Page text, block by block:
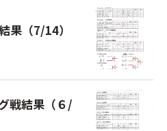
果（7/14）
戦結果（６/